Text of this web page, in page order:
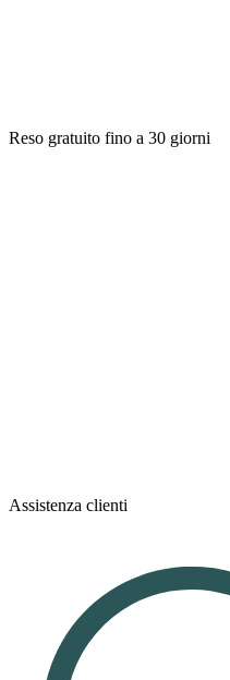
Reso gratuito fino a 30 giorni
Assistenza clienti